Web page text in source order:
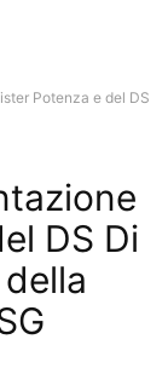
Potenza e del DS
DS Di